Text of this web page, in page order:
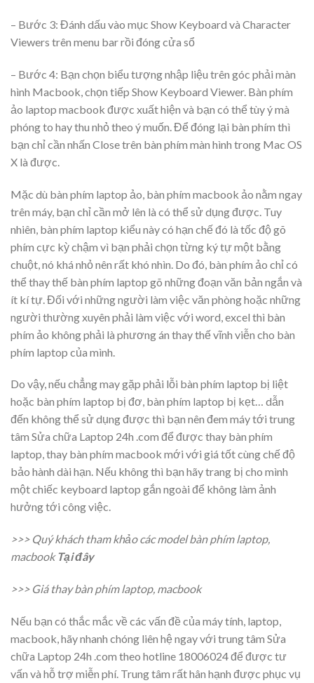
– Bước 3: Đánh dấu vào mục Show Keyboard và Character
Viewers trên menu bar rồi đóng cửa sổ
– Bước 4: Bạn chọn biểu tượng nhập liệu trên góc phải màn
hình Macbook, chọn tiếp Show Keyboard Viewer. Bàn phím
ảo laptop macbook được xuất hiện và bạn có thể tùy ý mà
phóng to hay thu nhỏ theo ý muốn. Để đóng lại bàn phím thì
bạn chỉ cần nhấn Close trên bàn phím màn hình trong Mac OS
X là được.
Mặc dù bàn phím laptop ảo, bàn phím macbook ảo nằm ngay
trên máy, bạn chỉ cần mở lên là có thể sử dụng được. Tuy
nhiên, bàn phím laptop kiểu này có hạn chế đó là tốc độ gõ
phím cực kỳ chậm vì bạn phải chọn từng ký tự một bằng
chuột, nó khá nhỏ nên rất khó nhìn. Do đó, bàn phím ảo chỉ có
thể thay thế bàn phím laptop gõ những đoạn văn bản ngắn và
ít kí tự. Đối với những người làm việc văn phòng hoặc những
người thường xuyên phải làm việc với word, excel thì bàn
phím ảo không phải là phương án thay thế vĩnh viễn cho bàn
phím laptop của mình.
Do vậy, nếu chẳng may gặp phải lỗi bàn phím laptop bị liệt
hoặc bàn phím laptop bị đơ, bàn phím laptop bị kẹt… dẫn
đến không thể sử dụng được thì bạn nên đem máy tới trung
tâm Sửa chữa Laptop 24h .com để được thay bàn phím
laptop,thay bàn phím macbook mới với giá tốt cùng chế độ
bảo hành dài hạn. Nếu không thì bạn hãy trang bị cho mình
một chiếc keyboard laptop gắn ngoài để không làm ảnh
hưởng tới công việc.
>>> Quý khách tham khảo các model bàn phím laptop,
macbookTại đây
>>> Giá thay bàn phím laptop, macbook
Nếu bạn có thắc mắc về các vấn đề của máy tính, laptop,
macbook, hãy nhanh chóng liên hệ ngay với trung tâm Sửa
chữa Laptop 24h .com theo hotline 18006024 để được tư
vấn và hỗ trợ miễn phí. Trung tâm rất hân hạnh được phục vụ